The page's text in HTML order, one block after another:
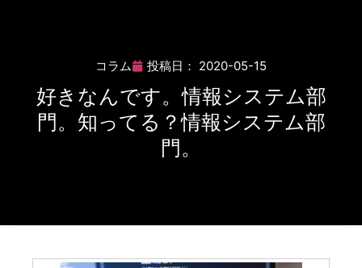
コラム 投稿日： 2020-05-15
好きなんです。情報システム部
門。知ってる？情報システム部
門。